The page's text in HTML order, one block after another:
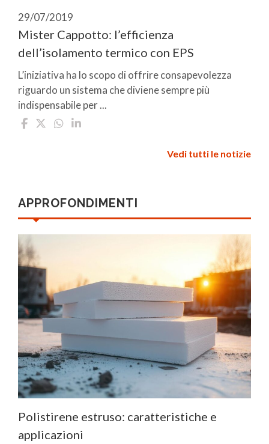
29/07/2019
Mister Cappotto: l’efficienza
dell’isolamento termico con EPS
L’iniziativa ha lo scopo di offrire consapevolezza
riguardo un sistema che diviene sempre più
indispensabile per ...
Vedi tutti le notizie
APPROFONDIMENTI
Polistirene estruso: caratteristiche e
applicazioni